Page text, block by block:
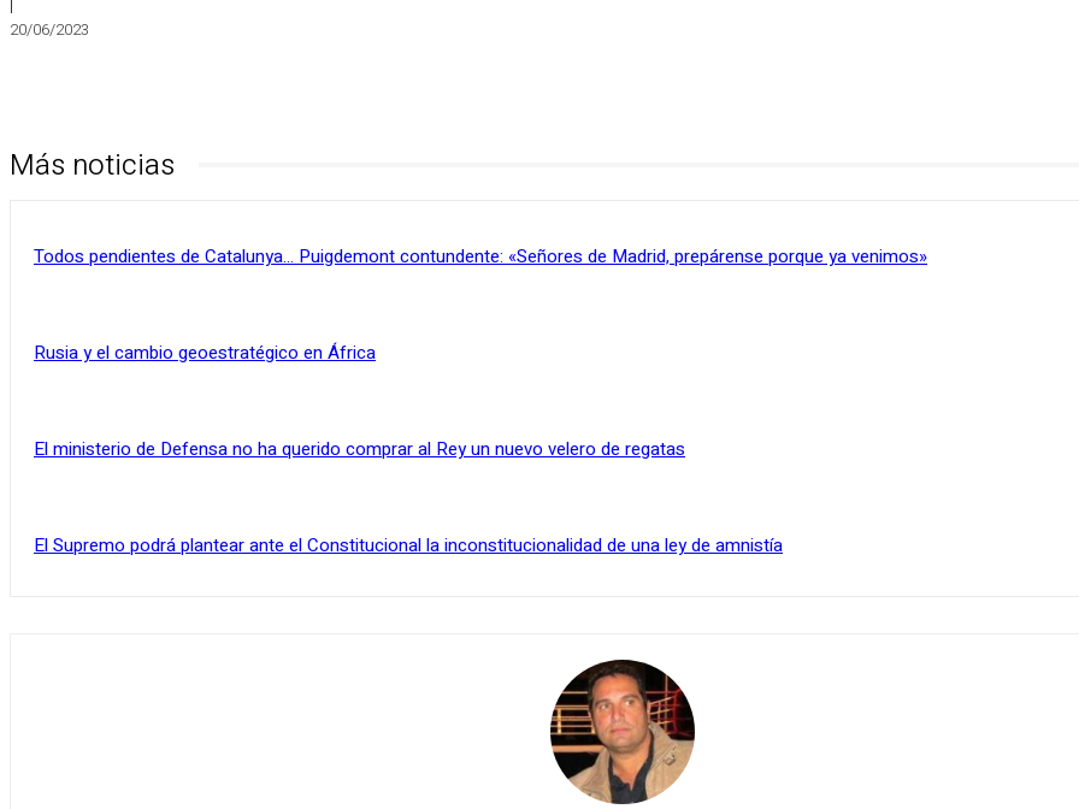
20/06/2023
Más noticias
Todos pendientes de Catalunya… Puigdemont contundente: «Señores de Madrid, prepárense porque ya venimos»
Rusia y el cambio geoestratégico en África
El ministerio de Defensa no ha querido comprar al Rey un nuevo velero de regatas
El Supremo podrá plantear ante el Constitucional la inconstitucionalidad de una ley de amnistía